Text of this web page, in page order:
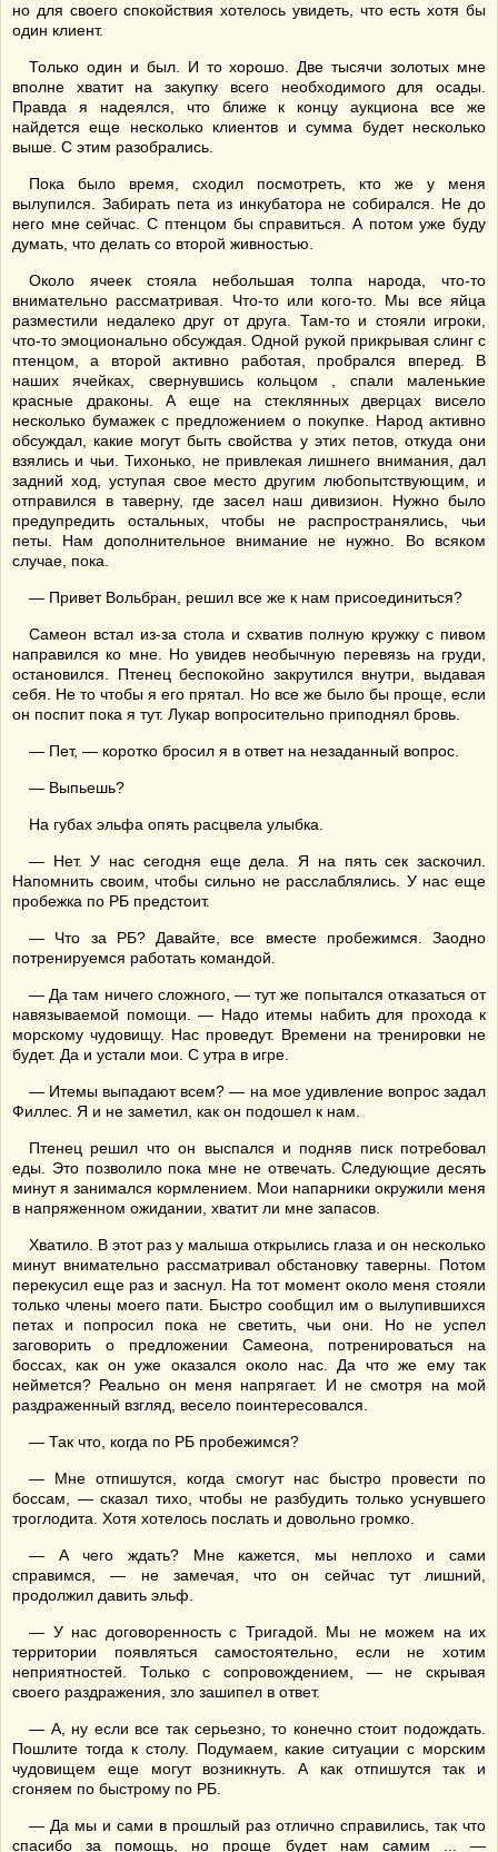
но для своего спокойствия хотелось увидеть, что есть хотя бы
один клиент.
Только один и был. И то хорошо. Две тысячи золотых мне
вполне хватит на закупку всего необходимого для осады.
Правда я надеялся, что ближе к концу аукциона все же
найдется еще несколько клиентов и сумма будет несколько
выше. С этим разобрались.
Пока было время, сходил посмотреть, кто же у меня
вылупился. Забирать пета из инкубатора не собирался. Не до
него мне сейчас. С птенцом бы справиться. А потом уже буду
думать, что делать со второй живностью.
Около ячеек стояла небольшая толпа народа, что-то
внимательно рассматривая. Что-то или кого-то. Мы все яйца
разместили недалеко друг от друга. Там-то и стояли игроки,
что-то эмоционально обсуждая. Одной рукой прикрывая слинг с
птенцом, а второй активно работая, пробрался вперед. В
наших ячейках, свернувшись кольцом , спали маленькие
красные драконы. А еще на стеклянных дверцах висело
несколько бумажек с предложением о покупке. Народ активно
обсуждал, какие могут быть свойства у этих петов, откуда они
взялись и чьи. Тихонько, не привлекая лишнего внимания, дал
задний ход, уступая свое место другим любопытствующим, и
отправился в таверну, где засел наш дивизион. Нужно было
предупредить остальных, чтобы не распространялись, чьи
петы. Нам дополнительное внимание не нужно. Во всяком
случае, пока.
— Привет Вольбран, решил все же к нам присоединиться?
Самеон встал из-за стола и схватив полную кружку с пивом
направился ко мне. Но увидев необычную перевязь на груди,
остановился. Птенец беспокойно закрутился внутри, выдавая
себя. Не то чтобы я его прятал. Но все же было бы проще, если
он поспит пока я тут. Лукар вопросительно приподнял бровь.
— Пет, — коротко бросил я в ответ на незаданный вопрос.
— Выпьешь?
На губах эльфа опять расцвела улыбка.
— Нет. У нас сегодня еще дела. Я на пять сек заскочил.
Напомнить своим, чтобы сильно не расслаблялись. У нас еще
пробежка по РБ предстоит.
— Что за РБ? Давайте, все вместе пробежимся. Заодно
потренируемся работать командой.
— Да там ничего сложного, — тут же попытался отказаться от
навязываемой помощи. — Надо итемы набить для прохода к
морскому чудовищу. Нас проведут. Времени на тренировки не
будет. Да и устали мои. С утра в игре.
— Итемы выпадают всем? — на мое удивление вопрос задал
Филлес. Я и не заметил, как он подошел к нам.
Птенец решил что он выспался и подняв писк потребовал
еды. Это позволило пока мне не отвечать. Следующие десять
минут я занимался кормлением. Мои напарники окружили меня
в напряженном ожидании, хватит ли мне запасов.
Хватило. В этот раз у малыша открылись глаза и он несколько
минут внимательно рассматривал обстановку таверны. Потом
перекусил еще раз и заснул. На тот момент около меня стояли
только члены моего пати. Быстро сообщил им о вылупившихся
петах и попросил пока не светить, чьи они. Но не успел
заговорить о предложении Самеона, потренироваться на
боссах, как он уже оказался около нас. Да что же ему так
неймется? Реально он меня напрягает. И не смотря на мой
раздраженный взгляд, весело поинтересовался.
— Так что, когда по РБ пробежимся?
— Мне отпишутся, когда смогут нас быстро провести по
боссам, — сказал тихо, чтобы не разбудить только уснувшего
троглодита. Хотя хотелось послать и довольно громко.
— А чего ждать? Мне кажется, мы неплохо и сами
справимся, — не замечая, что он сейчас тут лишний,
продолжил давить эльф.
— У нас договоренность с Тригадой. Мы не можем на их
территории появляться самостоятельно, если не хотим
неприятностей. Только с сопровождением, — не скрывая
своего раздражения, зло зашипел в ответ.
— А, ну если все так серьезно, то конечно стоит подождать.
Пошлите тогда к столу. Подумаем, какие ситуации с морским
чудовищем еще могут возникнуть. А как отпишутся так и
сгоняем по быстрому по РБ.
— Да мы и сами в прошлый раз отлично справились, так что
спасибо за помощь, но проще будет нам самим ... —